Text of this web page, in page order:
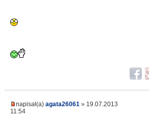
napisał(a) agata26061 » 19.07.2013
11:54